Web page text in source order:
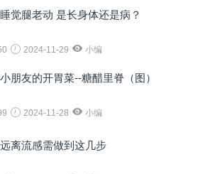
觉腿老动 是长身体还是病？
2024-11-29 小编
朋友的开胃菜--糖醋里脊（图）
2024-11-28 小编
离流感需做到这几步